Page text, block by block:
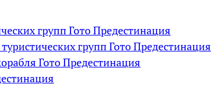
групп Гото Предестинация
групп Гото Предестинация
Гото Предестинация